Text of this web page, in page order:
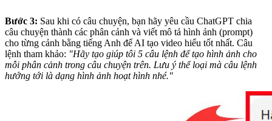
Bước 3: Sau khi có câu chuyện, bạn hãy yêu cầu ChatGPT chia
câu chuyện thành các phân cảnh và viết mô tả hình ảnh (prompt)
cho từng cảnh bằng tiếng Anh để AI tạo video hiểu tốt nhất. Câu
lệnh tham khảo: "Hãy tạo giúp tôi 5 câu lệnh để tạo hình ảnh cho
mỗi phân cảnh trong câu chuyện trên. Lưu ý thể loại mà câu lệnh
hướng tới là dạng hình ảnh hoạt hình nhé."